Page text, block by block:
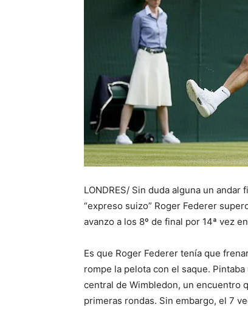
LONDRES/ Sin duda alguna un
“expreso suizo” Roger Federer
avanzo a los 8º de final por 14ª vez
Es que Roger Federer tenía que
rompe la pelota con el saque.
central de Wimbledon, un encuentro
primeras rondas. Sin embargo, el 7